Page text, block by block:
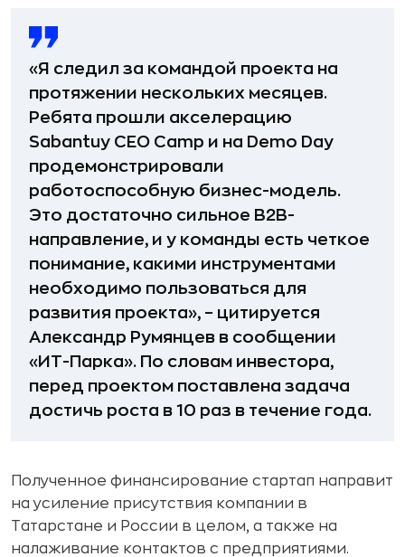
«Я следил за командой проекта на
протяжении нескольких месяцев.
Ребята прошли акселерацию
Sabantuy CEO Camp и на Demo Day
продемонстрировали
работоспособную бизнес-модель.
Это достаточно сильное B2B-
направление, и у команды есть четкое
понимание, какими инструментами
необходимо пользоваться для
развития проекта», – цитируется
Александр Румянцев в сообщении
«ИТ-Парка». По словам инвестора,
перед проектом поставлена задача
достичь роста в 10 раз в течение года.
Полученное финансирование стартап направит
на усиление присутствия компании в
Татарстане и России в целом, а также на
налаживание контактов с предприятиями.